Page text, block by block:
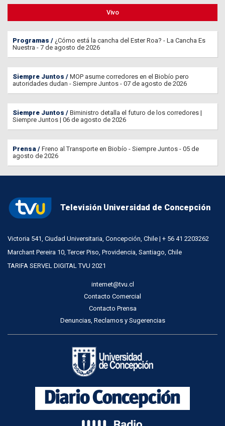
Vivo
Programas
¿Cómo está la cancha del Ester Roa? - La Cancha Es
Nuestra - 7 de agosto de 2026
Siempre Juntos
MOP asume corredores en el Biobío pero
autoridades dudan - Siempre Juntos - 07 de agosto de 2026
Siempre Juntos
Biministro detalla el futuro de los corredores |
Siempre Juntos | 06 de agosto de 2026
Prensa
Freno al Transporte en Biobío - Siempre Juntos - 05 de
agosto de 2026
Televisión Universidad de Concepción
Victoria 541, Ciudad Universitaria, Concepción, Chile | + 56 41 2203262
Marchant Pereira 10, Tercer Piso, Providencia, Santiago, Chile
TARIFA SERVEL DIGITAL TVU 2021
internet@tvu.cl
Contacto Comercial
Contacto Prensa
Denuncias, Reclamos y Sugerencias